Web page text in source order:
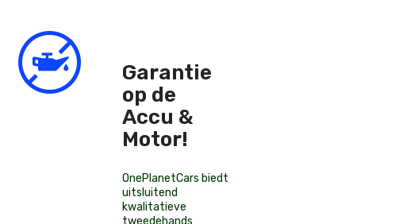
Garantie
op de
Accu &
Motor!
OnePlanetCars biedt
uitsluitend
kwalitatieve